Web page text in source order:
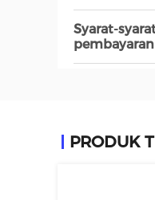
Syarat-
pembayaran
PRODUK